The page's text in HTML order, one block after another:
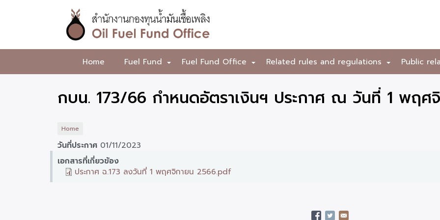
สำนักงาน
กองทุน
น้ำมัน
เพลิง
Home +
Fuel Fund +
Fuel Fund Office +
Related rules and regulations Public
กบน. 173/66 กำหนดอัตราเงินฯ ประกาศ ณ วันที่ 1 พฤศ
Home
วันที่ประกาศ 01/11/2023
เอกสารที่เกี่ยวข้อง
ประกาศ ฉ.173 ลงวันที่ 1 พฤศจิกายน 2566.pdf